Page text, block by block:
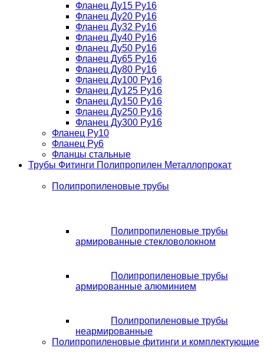
Фланец Ду15 Ру16
Фланец Ду20 Ру16
Фланец Ду32 Ру16
Фланец Ду40 Ру16
Фланец Ду50 Ру16
Фланец Ду65 Ру16
Фланец Ду80 Ру16
Фланец Ду100 Ру16
Фланец Ду125 Ру16
Фланец Ду150 Ру16
Фланец Ду250 Ру16
Фланец Ду300 Ру16
Фланец Ру10
Фланец Ру6
Фланцы стальные
Трубы Фитинги Полипропилен Металлопрокат
Полипропиленовые трубы
Полипропиленовые трубы
армированные стекловолокном
Полипропиленовые трубы
армированные алюминием
Полипропиленовые трубы
неармированные
Полипропиленовые фитинги и комплектующие